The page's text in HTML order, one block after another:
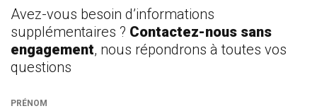
Avez-vous besoin d’informations
supplémentaires ? Contactez-nous sans
engagement, nous répondrons à toutes vos
questions
PRÉNOM